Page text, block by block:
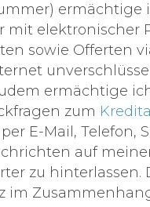
ermächtige
mit elektronischer
sowie Offerten
ermächtige
zum
E-Mail, Telefon,
auf
zu hinterlassen.
im